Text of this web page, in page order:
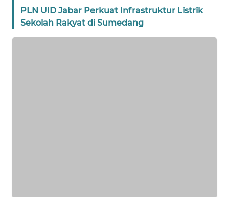
PLN UID Jabar Perkuat Infrastruktur Listrik
Sekolah Rakyat di Sumedang
SUMUT
WN